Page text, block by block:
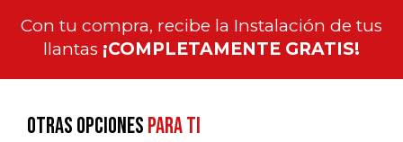
Con tu compra, recibe la Instalación de tus
llantas ¡COMPLETAMENTE GRATIS!
Otras opcionespara ti